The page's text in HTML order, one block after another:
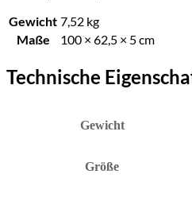
Gewicht 7,52 kg
Maße
100 × 62,5 × 5 cm
Technische
Gewicht
Größe